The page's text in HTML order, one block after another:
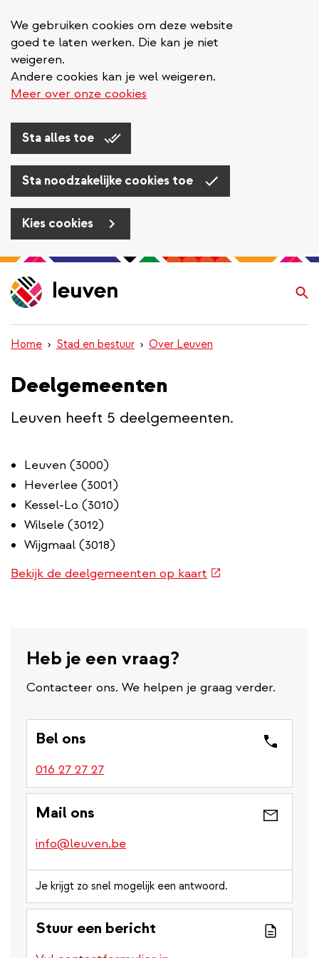
We gebruiken cookies om deze website
goed te laten werken. Die kan je niet
weigeren.
Andere cookies kan je wel weigeren.
Meer over onze cookies
Sta alles toe
Sta noodzakelijke cookies toe
Kies cookies
Overslaan
en
naar
inhoud
gaan
Home Stad en bestuur Over Leuven
Deelgemeenten
Leuven heeft 5 deelgemeenten.
Leuven (3000)
Heverlee (3001)
Kessel-Lo (3010)
Wilsele (3012)
Wijgmaal (3018)
Bekijk de deelgemeenten op kaart (externe
Heb je een vraag?
Contacteer ons. We helpen je graag verder.
Bel ons
016 27 27 27
Mail ons
info@leuven.be
Je krijgt zo snel mogelijk een antwoord.
Stuur een bericht